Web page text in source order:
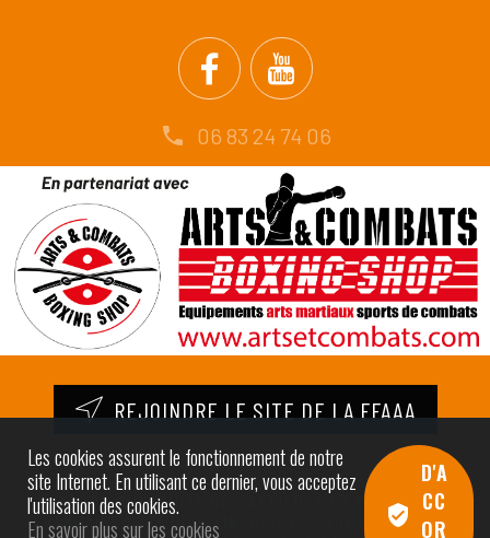
06 83 24 74 06
REJOINDRE LE SITE DE LA FFAAA
© AÏKIDO CID AQUITAINE - AFFILIÉ À LA FÉDÉRATION
FRANÇAISE D’AÏKIDO AÏKIBUDO ET ASSOCIÉS (FFAAA) |
Les cookies assurent le fonctionnement de notre
site Internet. En utilisant ce dernier, vous acceptez
l'utilisation des cookies.
En savoir plus sur les cookies
D'A
CC
OR